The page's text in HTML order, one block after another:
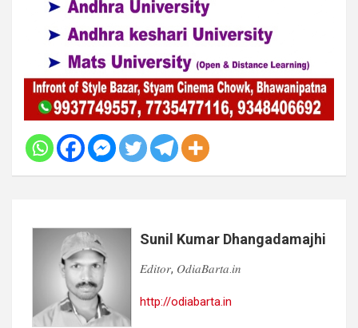
Sunil Kumar Dhangadamajhi
𝐸𝑑𝑖𝑡𝑜𝑟, 𝑂𝑑𝑖𝑎𝐵𝑎𝑟𝑡𝑎.𝑖𝑛
http://odiabarta.in